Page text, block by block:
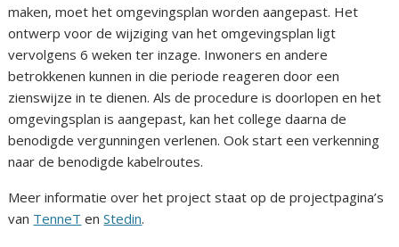
maken, moet het omgevingsplan worden aangepast. Het
ontwerp voor de wijziging van het omgevingsplan ligt
vervolgens 6 weken ter inzage. Inwoners en andere
betrokkenen kunnen in die periode reageren door een
zienswijze in te dienen. Als de procedure is doorlopen en het
omgevingsplan is aangepast, kan het college daarna de
benodigde vergunningen verlenen. Ook start een verkenning
naar de benodigde kabelroutes.
Meer informatie over het project staat op de projectpagina’s
van TenneT enStedin.